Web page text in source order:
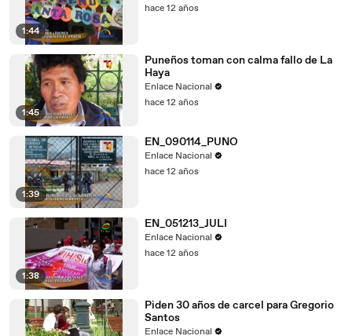
1:44
hace 12 años
1:45
Puneños toman con calma fallo de La
Haya
Enlace Nacional
hace 12 años
1:39
EN_090114_PUNO
Enlace Nacional
hace 12 años
1:38
EN_051213_JULI
Enlace Nacional
hace 12 años
Piden 30 años de carcel para Gregorio
Santos
Enlace Nacional